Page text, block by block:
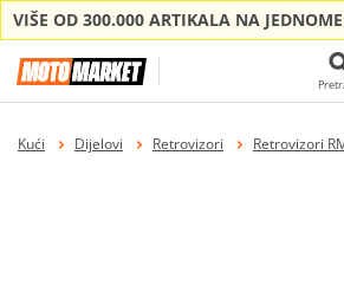
VIŠE OD 300.000 ARTIKALA NA
Kući Dijelovi Retrovizori
Retrovizori